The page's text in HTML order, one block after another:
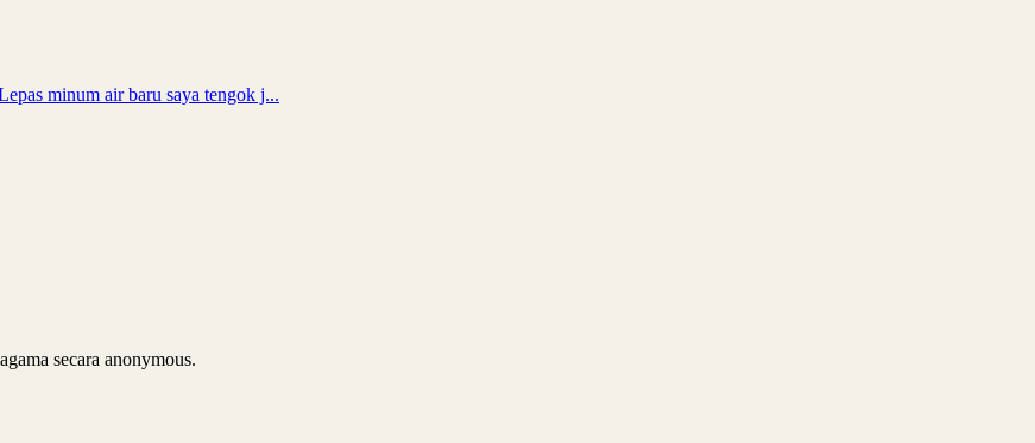
minum air baru saya tengok j...
secara anonymous.